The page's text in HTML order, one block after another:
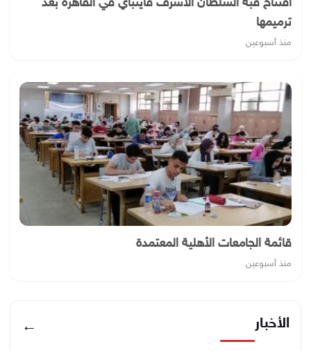
افتتاح قبة السلطان الأشرف قايتباي في القاهرة بعد
ترميمها
منذ أسبوعين
قائمة الجامعات الأهلية المعتمدة
منذ أسبوعين
الأخبار ←